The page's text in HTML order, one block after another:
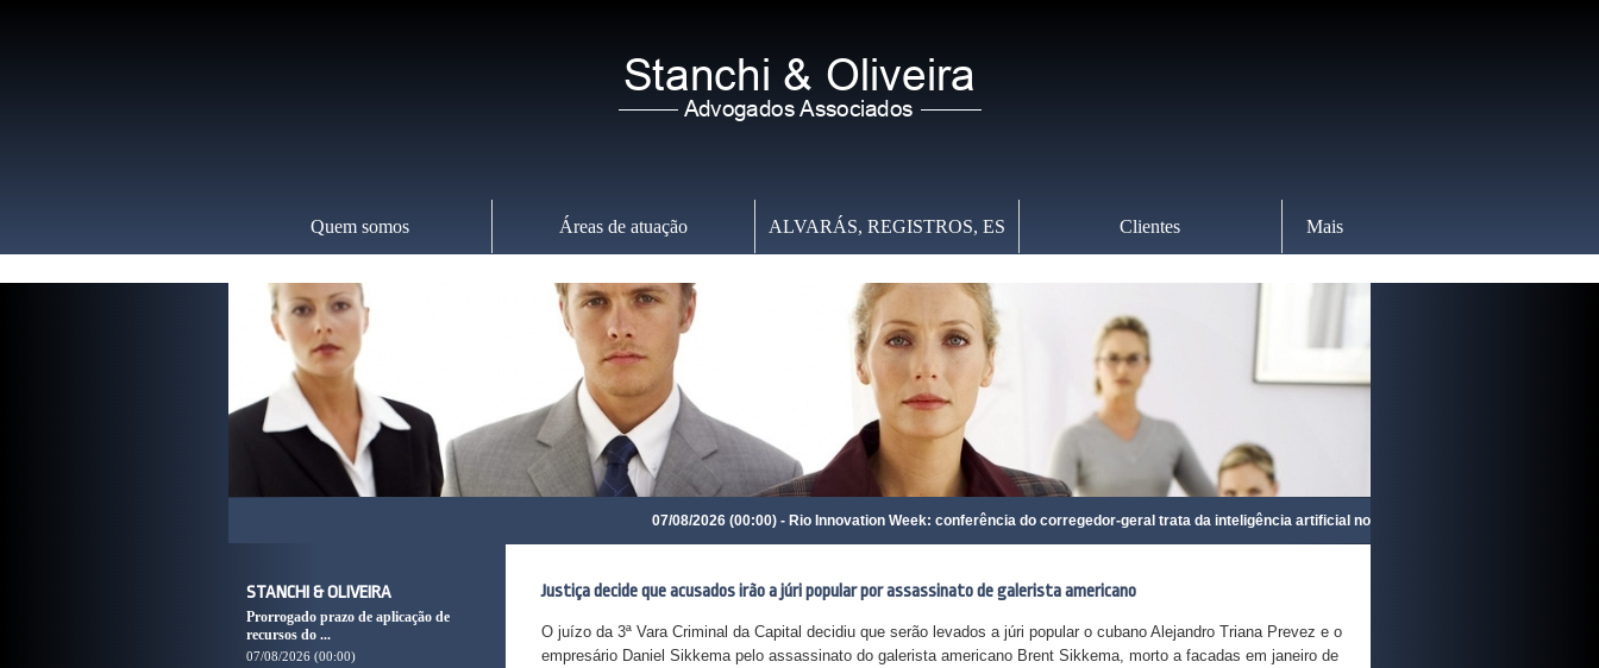
Quem somos Áreas de atuação ALVARÁS, REGISTROS, ES Clientes Mais
07/08/2026 (00:00) - Rio Innovation Week: conferência do corregedor-geral trata da inteligência artificial no sistema de Justiça
STANCHI & OLIVEIRA
Prorrogado prazo de aplicação de
recursos do ...
07/08/2026 (00:00)
Justiça decide que acusados irão a júri popular por assassinato de galerista americano
O juízo da 3ª Vara Criminal da Capital decidiu que serão levados a júri popular o cubano Alejandro Triana Prevez e o
empresário Daniel Sikkema pelo assassinato do galerista americano Brent Sikkema, morto a facadas em janeiro de